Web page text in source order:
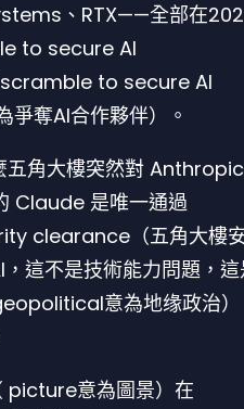
、RTX——全部在
to secure AI
to secure AI
奪AI合作夥伴）。
五角大樓突然對
Claude 是唯一通過
clearance（五角大樓
這不是技術能力問題，
意為地缘政治）
意為圖景）在